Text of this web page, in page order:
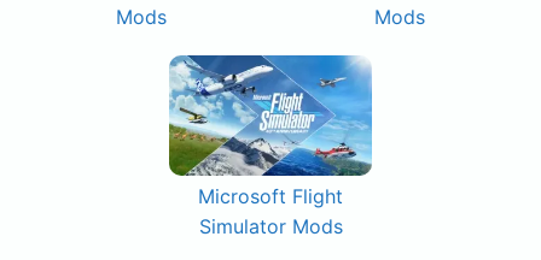
Mods
Mods
Microsoft Flight
Simulator Mods